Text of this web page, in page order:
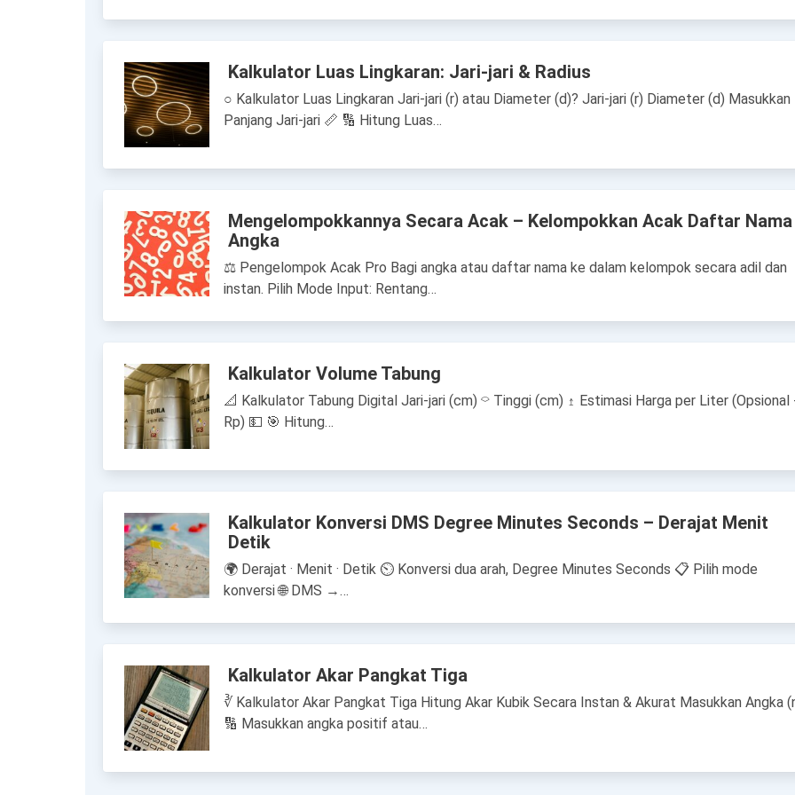
Kalkulator Luas Lingkaran: Jari-jari & Radius
○ Kalkulator Luas Lingkaran Jari-jari (r) atau Diameter (d)? Jari-jari (r) Diameter (d) Masukkan
Panjang Jari-jari 📏 🔢 Hitung Luas…
Mengelompokkannya Secara Acak – Kelompokkan Acak Daftar
Angka
⚖ Pengelompok Acak Pro Bagi angka atau daftar nama ke dalam kelompok secara adil dan
instan. Pilih Mode Input: Rentang…
Kalkulator Volume Tabung
📐 Kalkulator Tabung Digital Jari-jari (cm) ⌔ Tinggi (cm) ↥ Estimasi Harga per Liter (Opsional
Rp) 💵 🎯 Hitung…
Kalkulator Konversi DMS Degree Minutes Seconds – Derajat Menit
Detik
🌍 Derajat · Menit · Detik ⏲ Konversi dua arah, Degree Minutes Seconds 📋 Pilih mode
konversi 🌐 DMS →…
Kalkulator Akar Pangkat Tiga
∛ Kalkulator Akar Pangkat Tiga Hitung Akar Kubik Secara Instan & Akurat Masukkan Angka
🔢 Masukkan angka positif atau…